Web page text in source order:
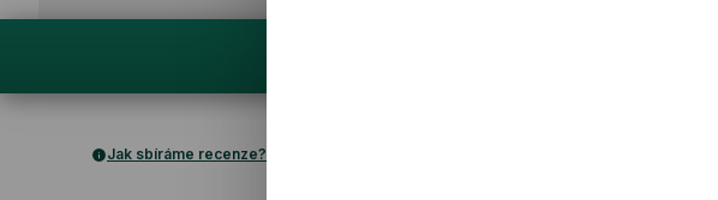
Jak sbíráme recenze?